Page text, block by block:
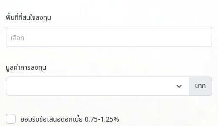
พื้นที่ที่สนใจลงทุน
เลือก
มูลค่าการลงทุน
บาท
ยอมรับข้อเสนอดอกเบี้ย 0.75-1.25%